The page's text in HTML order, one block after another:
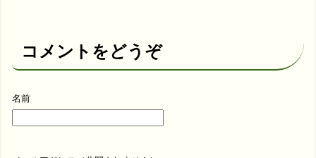
コメントをどうぞ
名前